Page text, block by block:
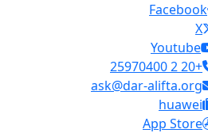
Facebook
X
Youtube
+20 2 25970400
ask@dar-alifta.org
huawei
App Store